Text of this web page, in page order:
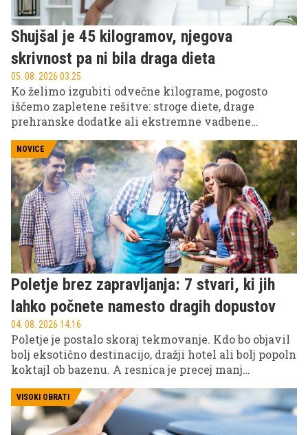
Shujšal je 45 kilogramov, njegova
skrivnost pa ni bila draga dieta
05. 08. 2026 03.25
Ko želimo izgubiti odvečne kilograme, pogosto
iščemo zapletene rešitve: stroge diete, drage
prehranske dodatke ali ekstremne vadbene
Juniperja dokazuje, da je včasih največja
sprememba precej bolj preprosta.
NOVICE
Poletje brez zapravljanja: 7 stvari, ki jih
lahko počnete namesto dragih dopustov
04. 08. 2026 14.16
Poletje je postalo skoraj tekmovanje. Kdo bo objavil
bolj eksotično destinacijo, dražji hotel ali bolj popoln
koktajl ob bazenu. A resnica je precej manj
instagramovska: najboljši poletni spomini pogosto
ne nastanejo na drugem koncu sveta, ampak precej
bližje domu.
VISOKI OBRATI